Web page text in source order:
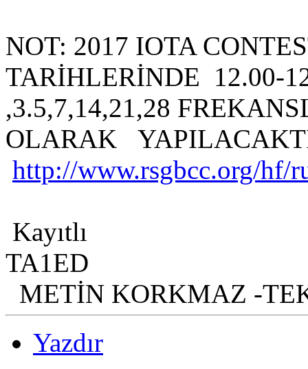
NOT: 2017 IOTA
TARİHLERİNDE 12.00-
,3.5,7,14,21,28
OLARAK
http://www.rsgbcc.org/hf/
Kayıtlı
TA1ED
METİN KORKMAZ -
Yazdır